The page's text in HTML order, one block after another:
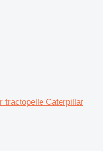
tractopelle Caterpillar